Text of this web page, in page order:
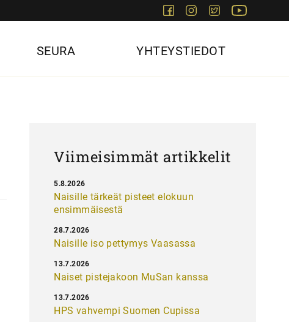
FacebookInstagram
Twitter
SEURA YHTEYSTIEDOT
Viimeisimmät artikkelit
Naisille tärkeät pisteet elokuun
ensimmäisestä
5.8.2026
Naisille iso pettymys Vaasassa
28.7.2026
Naiset pistejakoon MuSan kanssa
13.7.2026
HPS vahvempi Suomen Cupissa
13.7.2026